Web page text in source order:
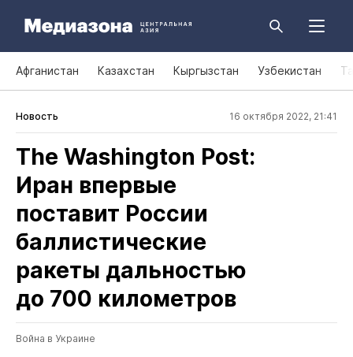
Афганистан Казахстан Кыргызстан Узбекистан
Новость 16 октября 2022, 21:41
The Washington Post:
Иран впервые
поставит России
баллистические
ракеты дальностью
до 700 километров
Война в Украине